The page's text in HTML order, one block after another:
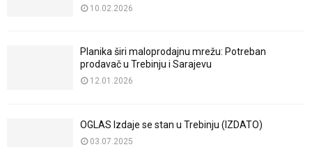
10.02.2026
Planika širi maloprodajnu mrežu: Potreban
prodavač u Trebinju i Sarajevu
12.01.2026
OGLAS Izdaje se stan u Trebinju (IZDATO)
03.07.2025